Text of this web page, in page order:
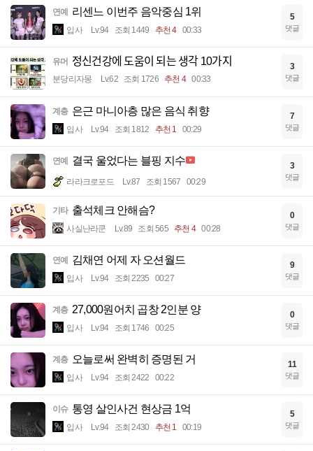
연예 리센느 이번주 음악중심 1위
입사 Lv.94 조회 1449 추천 4 00:33
5
댓글
유머 정신건강에 도움이 되는 생각 10가지
분당리자몽 Lv.62 조회 1726 추천 4 00:33
3
댓글
계층 은근 마니아층 많은 음식 취향
입사 Lv.94 조회 1812 추천 1 00:29
7
댓글
연예 결국 울었다는 블핑 지수
라라크로포드 Lv.87 조회 1567 00:29
3
댓글
기타 출석체크 안해슴?
사실난라쿤 Lv.89 조회 565 추천 4 00:28
0
댓글
연예 김채연 어제 자 오션월드
입사 Lv.94 조회 2235 00:27
9
댓글
계층 27,000원어치 곱창 2인분 양
입사 Lv.94 조회 1746 00:25
0
댓글
계층 오늘로써 완벽히 증명된 거
입사 Lv.94 조회 2422 00:22
11
댓글
이슈 통영 살인사건 현상금 1억
입사 Lv.94 조회 2430 추천 1 00:19
5
댓글